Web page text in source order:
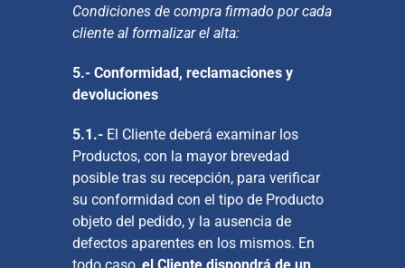
Condiciones de compra firmado por cada
cliente al formalizar el alta:
5.- Conformidad, reclamaciones y
devoluciones
5.1.-El Cliente deberá examinar los
Productos, con la mayor brevedad
posible tras su recepción, para verificar
su conformidad con el tipo de Producto
objeto del pedido, y la ausencia de
defectos aparentes en los mismos. En